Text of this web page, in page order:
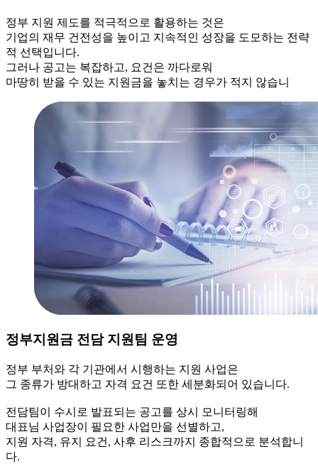
정부 지원 제도를 적극적으로 활용하는 것은
기업의 재무 건전성을 높이고 지속적인 성장을 도모하는 전략
적 선택입니다.
그러나 공고는 복잡하고, 요건은 까다로워
마땅히 받을 수 있는 지원금을 놓치는 경우가 적지 않습니
정부지원금 전담 지원팀 운영
정부 부처와 각 기관에서 시행하는 지원 사업은
그 종류가 방대하고 자격 요건 또한 세분화되어 있습니다.
전담팀이 수시로 발표되는 공고를 상시 모니터링해
대표님 사업장이 필요한 사업만을 선별하고,
지원 자격, 유지 요건, 사후 리스크까지 종합적으로 분석합니
다.